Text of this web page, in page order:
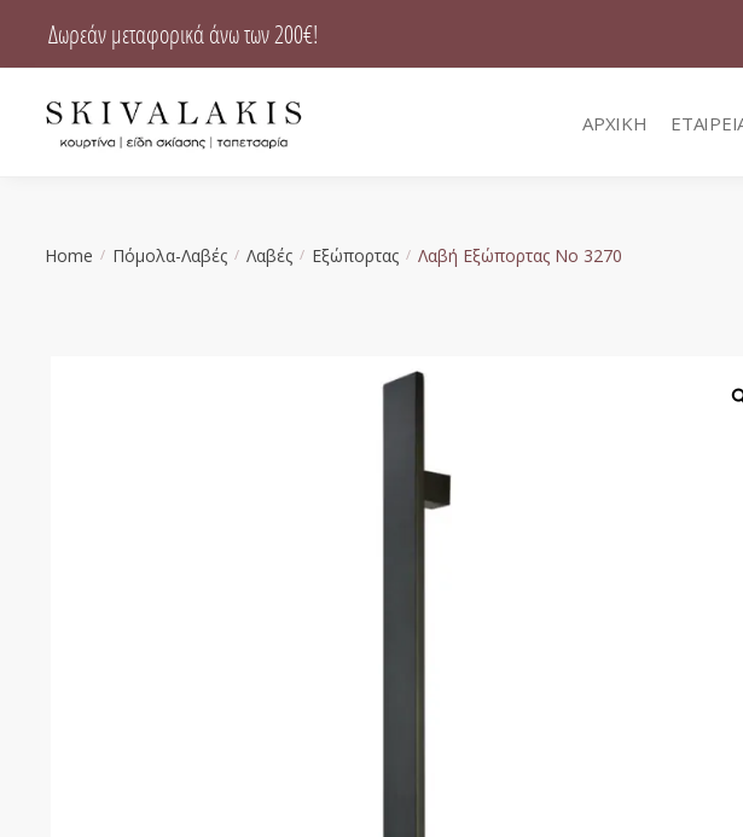
navigation
content
Δωρεάν μεταφορικά άνω των 200€!
ΑΡΧΙΚΗ
Home / Πόμολα-Λαβές / Λαβές / Εξώπορτας / Λαβή Εξώπορτας No 3270